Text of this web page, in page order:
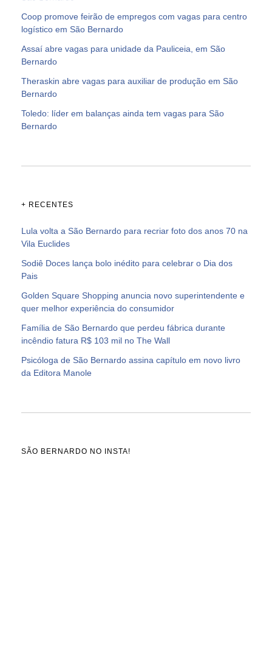
Coop promove feirão de empregos com vagas para centro
logístico em São Bernardo
Assaí abre vagas para unidade da Pauliceia, em São
Bernardo
Theraskin abre vagas para auxiliar de produção em São
Bernardo
Toledo: líder em balanças ainda tem vagas para São
Bernardo
+ RECENTES
Lula volta a São Bernardo para recriar foto dos anos 70 na
Vila Euclides
Sodiê Doces lança bolo inédito para celebrar o Dia dos
Pais
Golden Square Shopping anuncia novo superintendente e
quer melhor experiência do consumidor
Família de São Bernardo que perdeu fábrica durante
incêndio fatura R$ 103 mil no The Wall
Psicóloga de São Bernardo assina capítulo em novo livro
da Editora Manole
SÃO BERNARDO NO INSTA!